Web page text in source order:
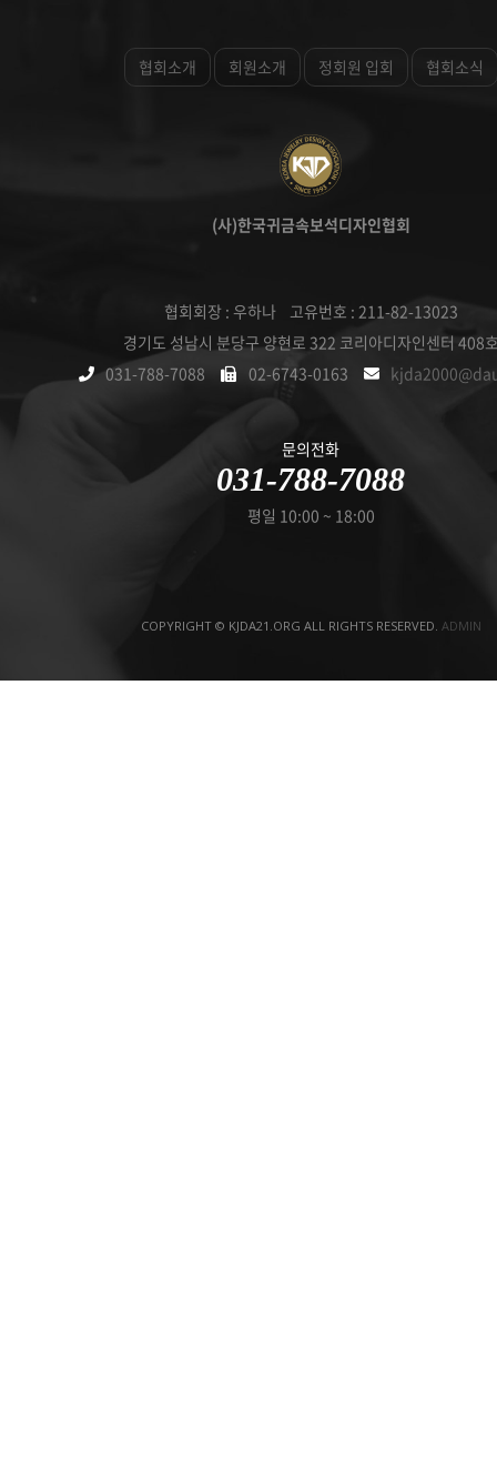
협회소개 회원소개 정회원 입회 협회소식
(사)한국귀금속보석디자인협회
협회회장 : 우하나 고유번호 : 211-82-13023
경기도 성남시 분당구 양현로 322 코리아디자인센터 408
031-788-7088
02-6743-0163
문의전화
031-788-7088
평일 10:00 ~ 18:00
COPYRIGHT © KJDA21.ORG ALL RIGHTS RESERVED. ADMIN